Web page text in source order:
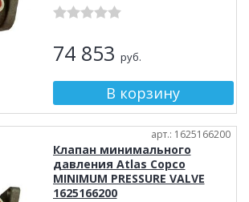
74 853 руб.
арт.: 1625166200
Клапан минимального
давления Atlas Copco
MINIMUM PRESSURE VALVE
1625166200